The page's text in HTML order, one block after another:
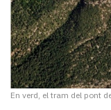
En verd, el tram del pont